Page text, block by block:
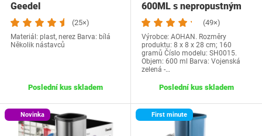
Geedel
(25×)
Materiál: plast, nerez Barva: bílá
Několik nástavců
Poslední kus skladem
600ML s nepropustným
odklápěcím víčkem,…
(49×)
Výrobce: AOHAN. Rozměry
produktu: 8 x 8 x 28 cm; 160
gramů Číslo modelu: SH0015.
Objem: 600 ml Barva: Vojenská
zelená -…
Poslední kus skladem
Novinka First minute